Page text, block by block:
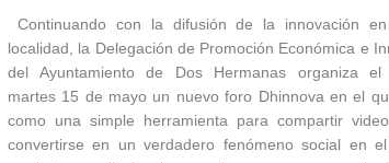
Continuando con la difusión de la innovación
localidad, la Delegación de Promoción Económica e
del Ayuntamiento de Dos Hermanas organiza el
martes 15 de mayo un nuevo foro Dhinnova en el
como una simple herramienta para compartir
convertirse en un verdadero fenómeno social en